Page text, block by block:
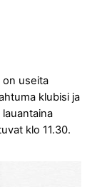
on useita
klubisi ja
klo 11.30.